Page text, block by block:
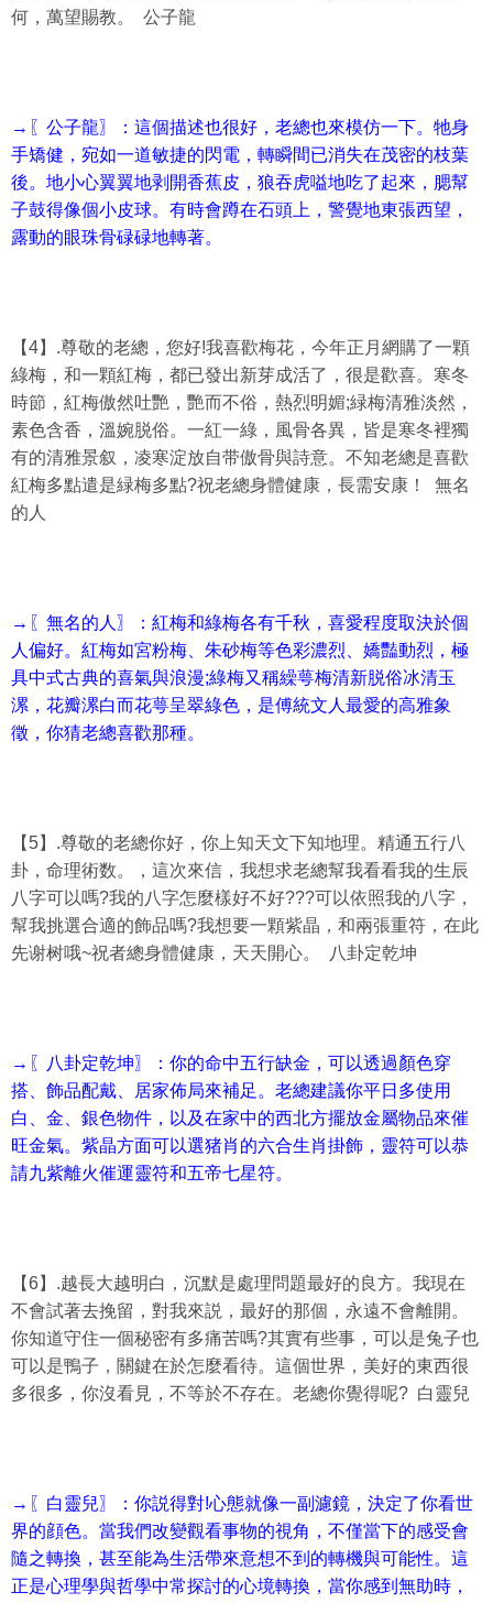
何，萬望賜教。 公子龍
→〖公子龍〗：這個描述也很好，老總也來模仿一下。牠身
手矯健，宛如一道敏捷的閃電，轉瞬間已消失在茂密的枝葉
後。地小心翼翼地剥開香蕉皮，狼吞虎嗌地吃了起來，腮幫
子鼓得像個小皮球。有時會蹲在石頭上，警覺地東張西望，
露動的眼珠骨碌碌地轉著。
【4】.尊敬的老總，您好!我喜歡梅花，今年正月網購了一顆
綠梅，和一顆紅梅，都已發出新芽成活了，很是歡喜。寒冬
時節，紅梅傲然吐艷，艷而不俗，熱烈明媚;緑梅清雅淡然，
素色含香，溫婉脱俗。一紅一綠，風骨各異，皆是寒冬裡獨
有的清雅景叙，凌寒淀放自带傲骨與詩意。不知老總是喜歡
紅梅多點遣是緑梅多點?祝老總身體健康，長需安康！ 無名
的人
→〖無名的人〗：紅梅和綠梅各有千秋，喜愛程度取決於個
人偏好。紅梅如宮粉梅、朱砂梅等色彩濃烈、嬌豔動烈，極
具中式古典的喜氣與浪漫;綠梅又稱繰萼梅清新脱俗冰清玉
漯，花瓣漯白而花萼呈翠綠色，是傅統文人最愛的高雅象
徵，你猜老總喜歡那種。
【5】.尊敬的老總你好，你上知天文下知地理。精通五行八
卦，命理術数。，這次來信，我想求老總幫我看看我的生辰
八字可以嗎?我的八字怎麼樣好不好???可以依照我的八字，
幫我挑選合適的飾品嗎?我想要一顆紫晶，和兩張重符，在此
先谢树哦~祝者總身體健康，天天開心。 八卦定乾坤
→〖八卦定乾坤〗：你的命中五行缺金，可以透過顏色穿
搭、飾品配戴、居家佈局來補足。老總建議你平日多使用
白、金、銀色物件，以及在家中的西北方擺放金屬物品來催
旺金氣。紫晶方面可以選猪肖的六合生肖掛飾，靈符可以恭
請九紫離火催運靈符和五帝七星符。
【6】.越長大越明白，沉默是處理問題最好的良方。我現在
不會試著去挽留，對我來説，最好的那個，永遠不會離開。
你知道守住一個秘密有多痛苦嗎?其實有些事，可以是兔子也
可以是鴨子，關鍵在於怎麼看待。這個世界，美好的東西很
多很多，你沒看見，不等於不存在。老總你覺得呢? 白靈兒
→〖白靈兒〗：你説得對!心態就像一副濾鏡，決定了你看世
界的顔色。當我們改變觀看事物的視角，不僅當下的感受會
隨之轉換，甚至能為生活帶來意想不到的轉機與可能性。這
正是心理學與哲學中常探討的心境轉換，當你感到無助時，